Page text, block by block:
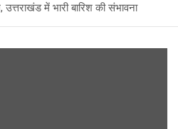
में भारी बारिश की संभावना